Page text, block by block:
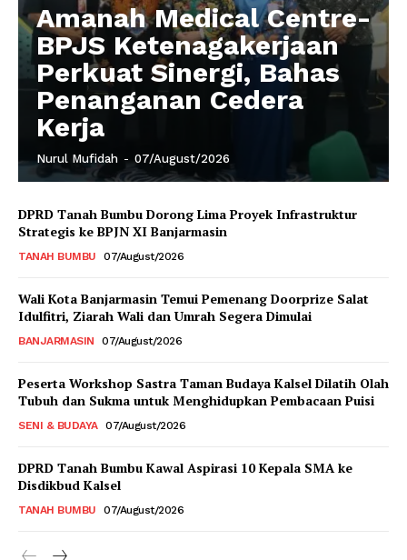
Amanah Medical Centre-
BPJS Ketenagakerjaan
Perkuat Sinergi, Bahas
Penanganan Cedera
Kerja
Nurul Mufidah - 07/August/2026
DPRD Tanah Bumbu Dorong Lima Proyek Infrastruktur
Strategis ke BPJN XI Banjarmasin
TANAH BUMBU 07/August/2026
Wali Kota Banjarmasin Temui Pemenang Doorprize Salat
Idulfitri, Ziarah Wali dan Umrah Segera Dimulai
BANJARMASIN 07/August/2026
Peserta Workshop Sastra Taman Budaya Kalsel Dilatih Olah
Tubuh dan Sukma untuk Menghidupkan Pembacaan Puisi
SENI & BUDAYA 07/August/2026
DPRD Tanah Bumbu Kawal Aspirasi 10 Kepala SMA ke
Disdikbud Kalsel
TANAH BUMBU 07/August/2026